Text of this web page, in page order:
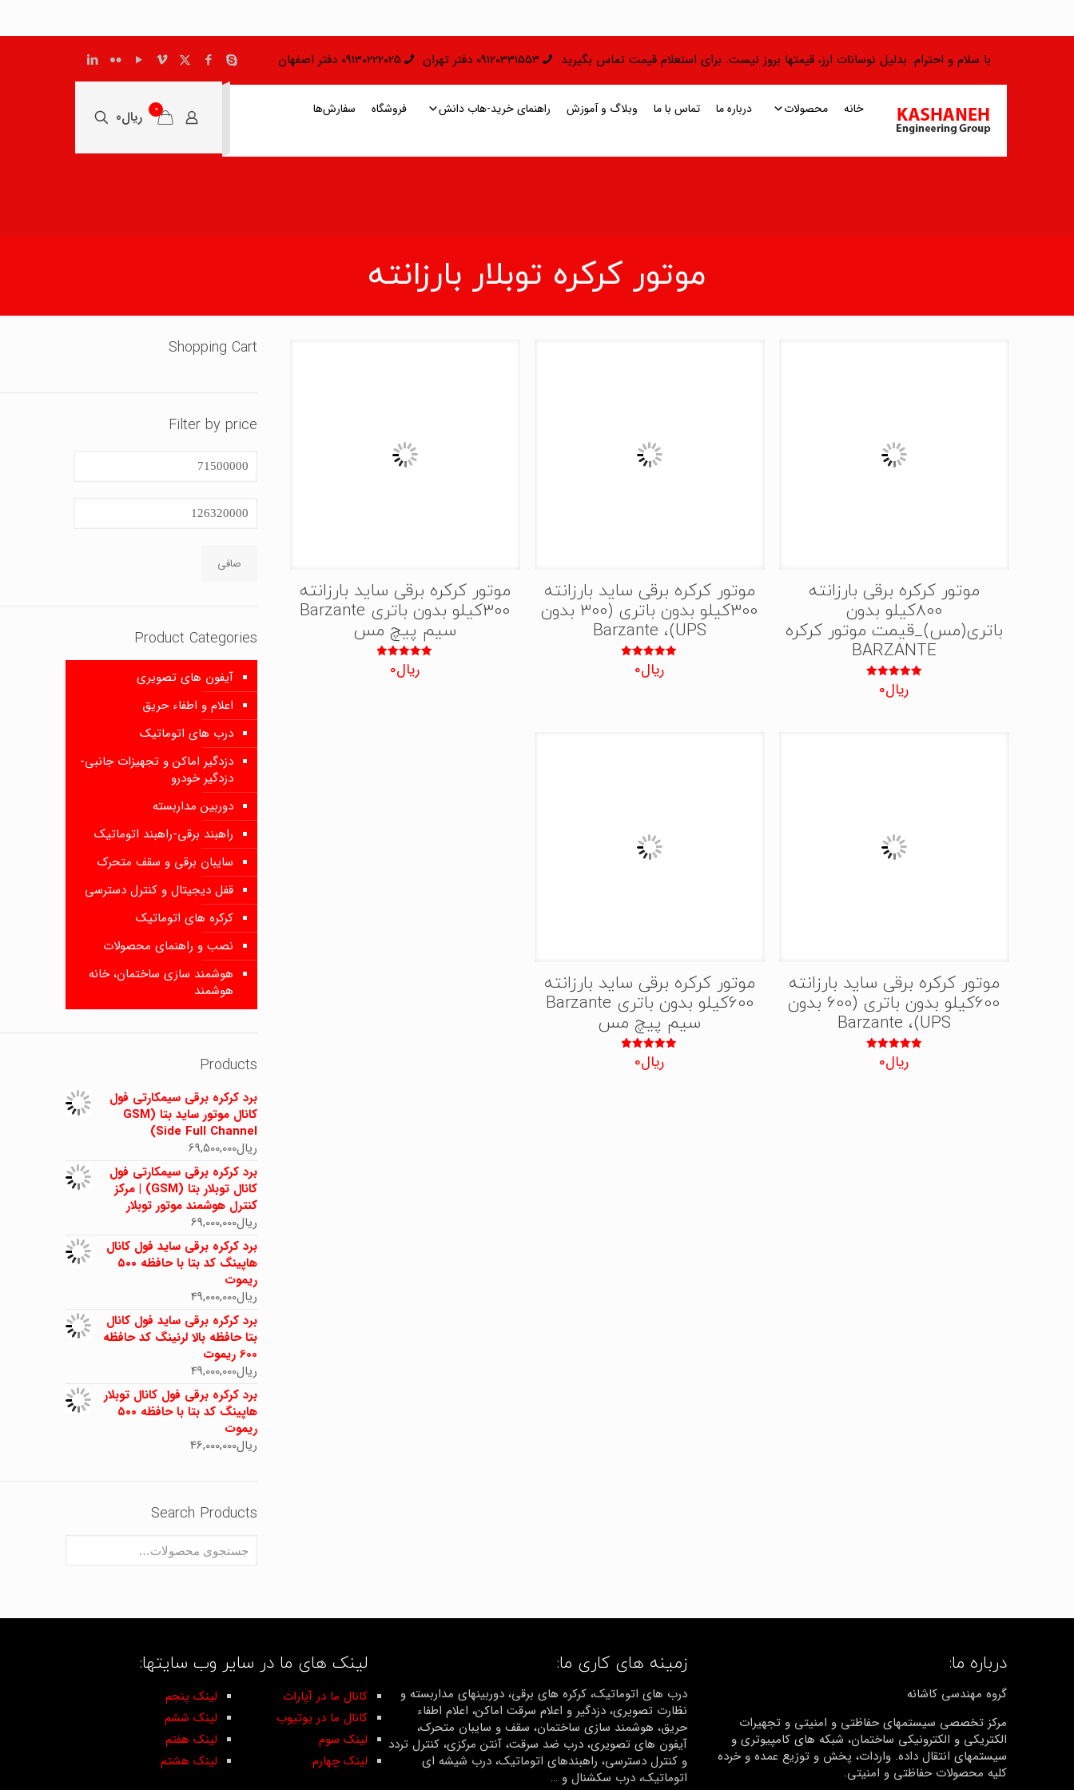
با سلام و احترام. بدلیل نوسانات ارز، قیمتها بروز نیست. برای استعلام قیمت تماس بگیرید 09120331553 دفتر تهران 09130222025 دفتر اصفهان
خانه محصولات درباره ما تماس با ما وبلاگ و آموزش راهنمای خرید-هاب دانش فروشگاه سفارش‌ها 0 ریال0
موتور کرکره توبلار بارزانته
موتور کرکره برقی بارزانته
800کیلو بدون
باتری(مس)_قیمت موتور کرکره
BARZANTE
نمره
5.00
ریال0
موتور کرکره برقی ساید بارزانته
300کیلو بدون باتری (300 بدون
UPS)، Barzante
نمره
5.00
ریال0
موتور کرکره برقی ساید بارزانته
300کیلو بدون باتری Barzante
سیم پیچ مس
نمره
5.00
ریال0
موتور کرکره برقی ساید بارزانته
600کیلو بدون باتری (600 بدون
UPS)، Barzante
نمره
5.00
ریال0
موتور کرکره برقی ساید بارزانته
600کیلو بدون باتری Barzante
سیم پیچ مس
نمره
5.00
ریال0
Shopping Cart
Filter by price
حداقل
قیمت
حداكثر
قيمت
صافی
Product Categories
آیفون های تصویری
اعلام و اطفاء حریق
درب های اتوماتیک
دزدگیر اماکن و تجهیزات جانبی-
دزدگیر خودرو
دوربین مداربسته
راهبند برقی-راهبند اتوماتیک
سایبان برقی و سقف متحرک
قفل دیجیتال و کنترل دسترسی
کرکره های اتوماتیک
نصب و راهنمای محصولات
هوشمند سازی ساختمان، خانه
هوشمند
Products
برد کرکره برقی سیمکارتی فول
کانال موتور ساید بتا (GSM
Side Full Channel)
ریال69,500,000
برد کرکره برقی سیمکارتی فول
کانال توبلار بتا (GSM) | مرکز
کنترل هوشمند موتور توبلار
ریال69,000,000
برد کرکره برقی ساید فول کانال
هاپینگ کد بتا با حافظه ۵۰۰
ریموت
ریال49,000,000
برد کرکره برقی ساید فول کانال
بتا حافظه بالا لرنینگ کد حافظه
600 ریموت
ریال49,000,000
برد کرکره برقی فول کانال توبلار
هاپینگ کد بتا با حافظه ۵۰۰
ریموت
ریال46,000,000
Search Products
درباره ما:
گروه مهندسی کاشانه
مرکز تخصصی سیستمهای حفاظتی و امنیتی و تجهیرات
الکتریکی و الکترونیکی ساختمان، شبکه های کامپیوتری و
سیستمهای انتقال داده. واردات، پخش و توزیع عمده و خرده
کلیه محصولات حفاظتی و امنیتی.
زمینه های کاری ما:
درب های اتوماتیک، کرکره های برقی، دوربینهای مداربسته و
نظارت تصویری، دزدگیر و اعلام سرقت اماکن، اعلام اطفاء
حریق، هوشمند سازی ساختمان، سقف و سایبان متحرک،
آیفون های تصویری، درب ضد سرقت، آنتن مرکزی، کنترل تردد
و کنترل دسترسی، راهبندهای اتوماتیک، درب شیشه ای
اتوماتیک، درب سکشنال و …
لینک های ما در سایر وب سایتها:
لینک پنجم
لینک ششم
لینک هفتم
لینک هشتم
کانال ما در آپارات
کانال ما در یوتیوب
لینک سوم
لینک چهارم